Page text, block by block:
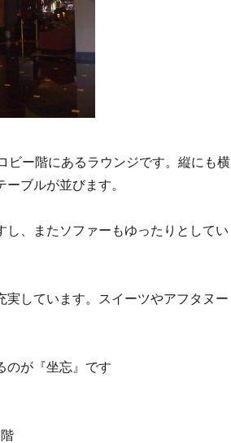
ビー階にあるラウンジです。縦にも横
ブルが並びます。
、またソファーもゆったりとしてい
実しています。スイーツやアフタヌー
のが『坐忘』です